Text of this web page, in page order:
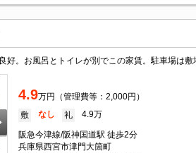
4.9万円（管理費等：2,000円）
敷 なし 礼 4.9万
阪急今津線/阪神国道駅 徒歩2分
兵庫県西宮市津門大箇町